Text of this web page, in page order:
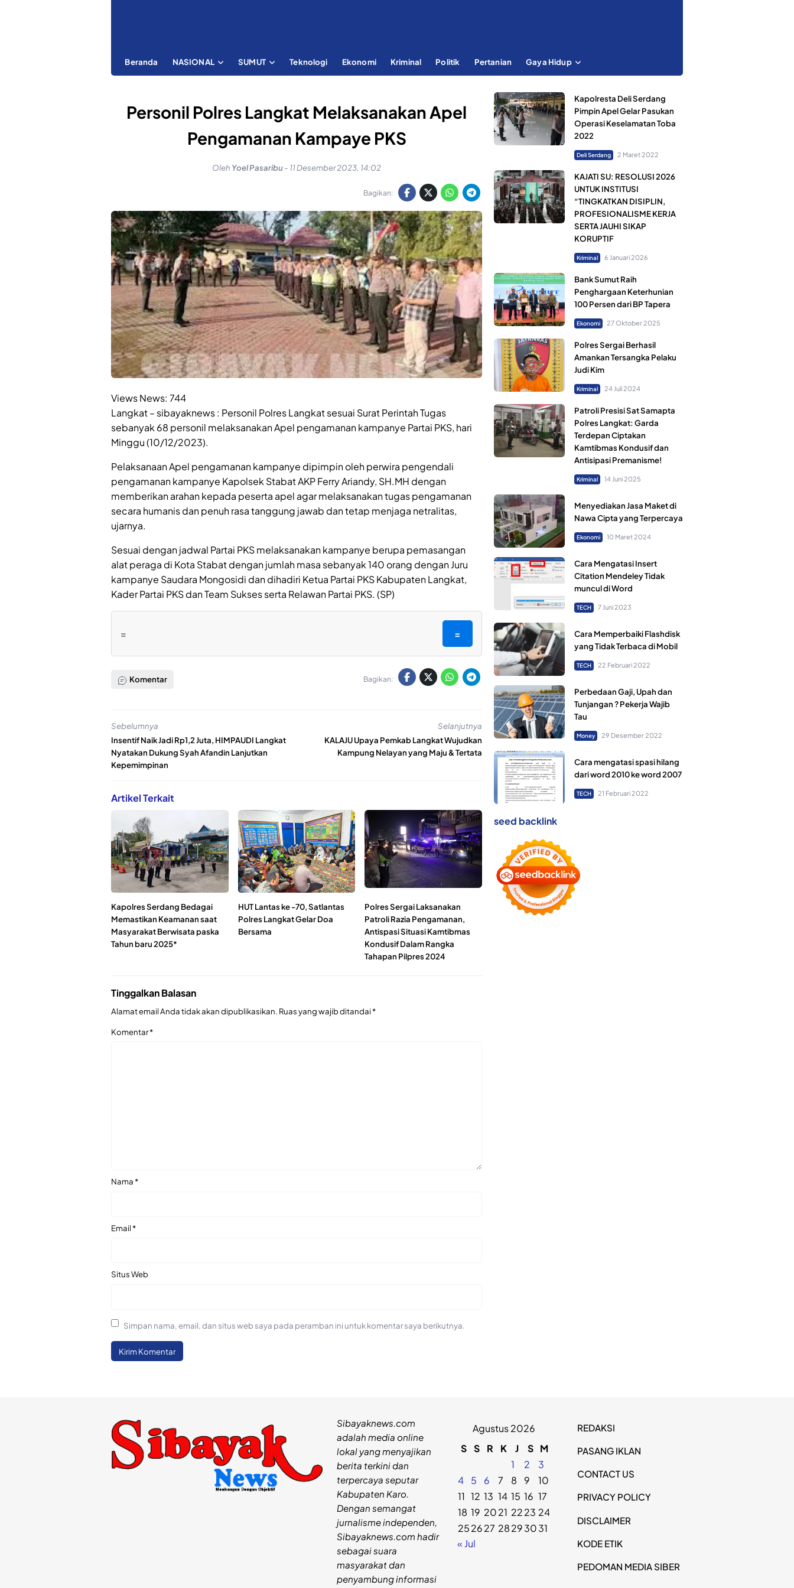
Beranda NASIONAL SUMUT Teknologi Ekonomi Kriminal Politik Pertanian Gaya Hidup
Personil Polres Langkat Melaksanakan Apel
Pengamanan Kampaye PKS
Oleh Yoel Pasaribu- 11 Desember 2023, 14:02
Bagikan:
Views News: 744
Langkat – sibayaknews : Personil Polres Langkat sesuai Surat Perintah Tugas
sebanyak 68 personil melaksanakan Apel pengamanan kampanye Partai PKS, hari
Minggu (10/12/2023).
Pelaksanaan Apel pengamanan kampanye dipimpin oleh perwira pengendali
pengamanan kampanye Kapolsek Stabat AKP Ferry Ariandy, SH.MH dengan
memberikan arahan kepada peserta apel agar melaksanakan tugas pengamanan
secara humanis dan penuh rasa tanggung jawab dan tetap menjaga netralitas,
ujarnya.
Sesuai dengan jadwal Partai PKS melaksanakan kampanye berupa pemasangan
alat peraga di Kota Stabat dengan jumlah masa sebanyak 140 orang dengan Juru
kampanye Saudara Mongosidi dan dihadiri Ketua Partai PKS Kabupaten Langkat,
Kader Partai PKS dan Team Sukses serta Relawan Partai PKS. (SP)
= =
Komentar Bagikan:
Sebelumnya
Insentif Naik Jadi Rp1,2 Juta, HIMPAUDI Langkat
Nyatakan Dukung Syah Afandin Lanjutkan
Kepemimpinan
Selanjutnya
KALAJU Upaya Pemkab Langkat Wujudkan
Kampung Nelayan yang Maju & Tertata
Artikel Terkait
Kapolres Serdang Bedagai
Memastikan Keamanan saat
Masyarakat Berwisata paska
Tahun baru 2025*
HUT Lantas ke -70, Satlantas
Polres Langkat Gelar Doa
Bersama
Polres Sergai Laksanakan
Patroli Razia Pengamanan,
Antispasi Situasi Kamtibmas
Kondusif Dalam Rangka
Tahapan Pilpres 2024
Tinggalkan Balasan
Alamat email Anda tidak akan dipublikasikan. Ruas yang wajib ditandai*
Komentar*
Nama*
Email*
Situs Web
Simpan nama, email, dan situs web saya pada peramban ini untuk komentar saya berikutnya.
Kapolresta Deli Serdang
Pimpin Apel Gelar Pasukan
Operasi Keselamatan Toba
2022
Deli Serdang 2 Maret 2022
KAJATI SU: RESOLUSI 2026
UNTUK INSTITUSI
“TINGKATKAN DISIPLIN,
PROFESIONALISME KERJA
SERTA JAUHI SIKAP
KORUPTIF
Kriminal 6 Januari 2026
Bank Sumut Raih
Penghargaan Keterhunian
100 Persen dari BP Tapera
Ekonomi 27 Oktober 2025
Polres Sergai Berhasil
Amankan Tersangka Pelaku
Judi Kim
Kriminal 24 Juli 2024
Patroli Presisi Sat Samapta
Polres Langkat: Garda
Terdepan Ciptakan
Kamtibmas Kondusif dan
Antisipasi Premanisme!
Kriminal 14 Juni 2025
Menyediakan Jasa Maket di
Nawa Cipta yang Terpercaya
Ekonomi 10 Maret 2024
Cara Mengatasi Insert
Citation Mendeley Tidak
muncul di Word
TECH 7 Juni 2023
Cara Memperbaiki Flashdisk
yang Tidak Terbaca di Mobil
TECH 22 Februari 2022
Perbedaan Gaji, Upah dan
Tunjangan ? Pekerja Wajib
Tau
Money 29 Desember 2022
Cara mengatasi spasi hilang
dari word 2010 ke word 2007
TECH 21 Februari 2022
seed backlink
Sibayaknews.com
adalah media online
lokal yang menyajikan
berita terkini dan
terpercaya seputar
Kabupaten Karo.
Dengan semangat
jurnalisme independen,
Sibayaknews.com hadir
sebagai suara
masyarakat dan
penyambung informasi
Agustus 2026
S S R K J S M
1
2
3
4
5 6 7 8 9
10
11 12 13 14 15 16 17
18 19 2021 2223 24
252627 28293031
« Jul
REDAKSI
PASANG IKLAN
CONTACT US
PRIVACY POLICY
DISCLAIMER
KODE ETIK
PEDOMAN MEDIA SIBER